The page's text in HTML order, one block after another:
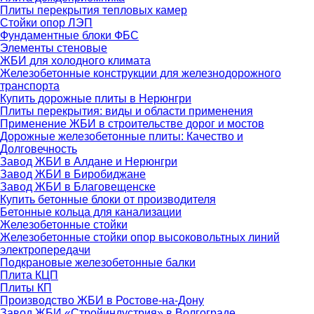
Плиты перекрытия тепловых камер
Стойки опор ЛЭП
Фундаментные блоки ФБС
Элементы стеновые
ЖБИ для холодного климата
Железобетонные конструкции для железнодорожного
транспорта
Купить дорожные плиты в Нерюнгри
Плиты перекрытия: виды и области применения
Применение ЖБИ в строительстве дорог и мостов
Дорожные железобетонные плиты: Качество и
Долговечность
Завод ЖБИ в Алдане и Нерюнгри
Завод ЖБИ в Биробиджане
Завод ЖБИ в Благовещенске
Купить бетонные блоки от производителя
Бетонные кольца для канализации
Железобетонные стойки
Железобетонные стойки опор высоковольтных линий
электропередачи
Подкрановые железобетонные балки
Плита КЦП
Плиты КП
Производство ЖБИ в Ростове-на-Дону